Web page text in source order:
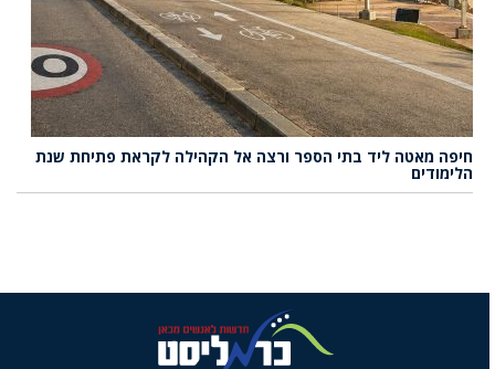
חיפה מאטה ליד בתי הספר ורצה אל הקהילה לקראת פתיחת שנת
הלימודים